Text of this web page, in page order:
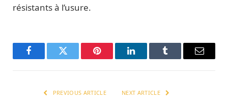
résistants à l’usure.
FacebookTwitter Pinterest LinkedInTumblr Email
PREVIOUS ARTICLE NEXT ARTICLE